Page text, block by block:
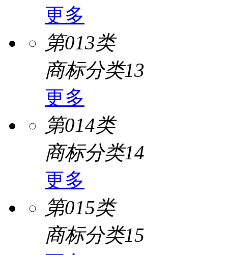
更多
第013类
商标分类13
更多
第014类
商标分类14
更多
第015类
商标分类15